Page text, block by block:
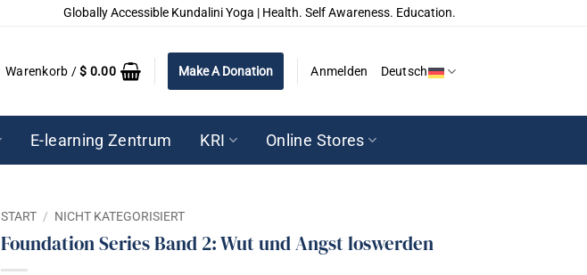
Globally Accessible Kundalini Yoga | Health. Self Awareness. Education.
Warenkorb /$ 0.00 Make A Donation Anmelden Deutsch
E-learning Zentrum KRI Online Stores
START / NICHT KATEGORISIERT
Foundation Series Band 2: Wut und Angst loswerden